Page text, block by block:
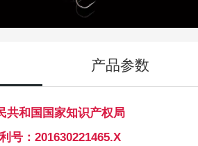
产品参数
共和国国家知识产权局
号：201630221465.X